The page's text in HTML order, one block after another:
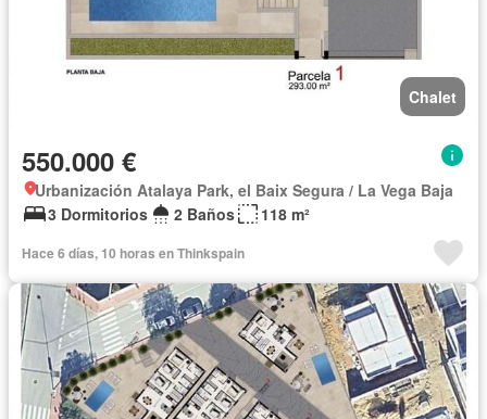
Chalet
550.000 €
Urbanización Atalaya Park, el Baix Segura / La Vega Baja
3 Dormitorios
2 Baños 118 m²
Hace 6 días, 10 horas en Thinkspain